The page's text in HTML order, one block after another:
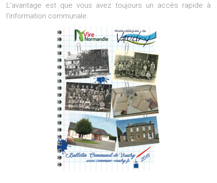
L’avantage est que vous avez toujours un accès rapide à
l’information communale.